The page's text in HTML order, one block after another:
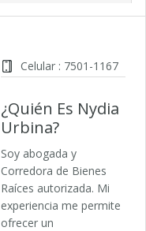
Celular : 7501-1167
¿Quién Es Nydia
Urbina?
Soy abogada y
Corredora de Bienes
Raíces autorizada. Mi
experiencia me permite
ofrecer un